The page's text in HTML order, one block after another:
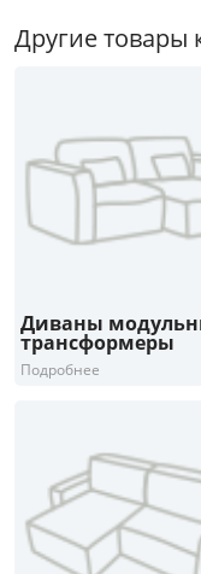
от
от
Материал
Раскладной
Другие товары
Диваны
трансформеры
Подробнее